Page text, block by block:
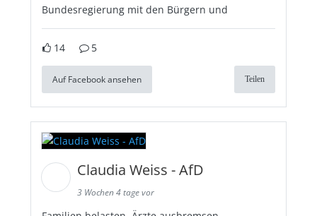
Bundesregierung mit den Bürgern und
14 5
Auf Facebook ansehen Teilen
Claudia Weiss - AfD
3 Wochen 4 tage vor